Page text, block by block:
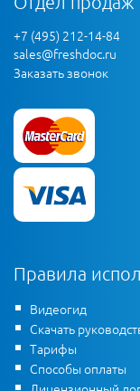
+7 (495) 212-14-84
sales@freshdoc.ru
Заказать звонок
Правила
Видеогид
Скачать
Тарифы
Способы оплаты